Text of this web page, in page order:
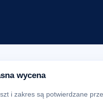
wycena
i zakres są potwierdzane